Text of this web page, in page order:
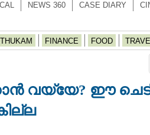
NEWS 360 CASE DIARY
FINANCE FOOD
വയ്യേ? ഈ